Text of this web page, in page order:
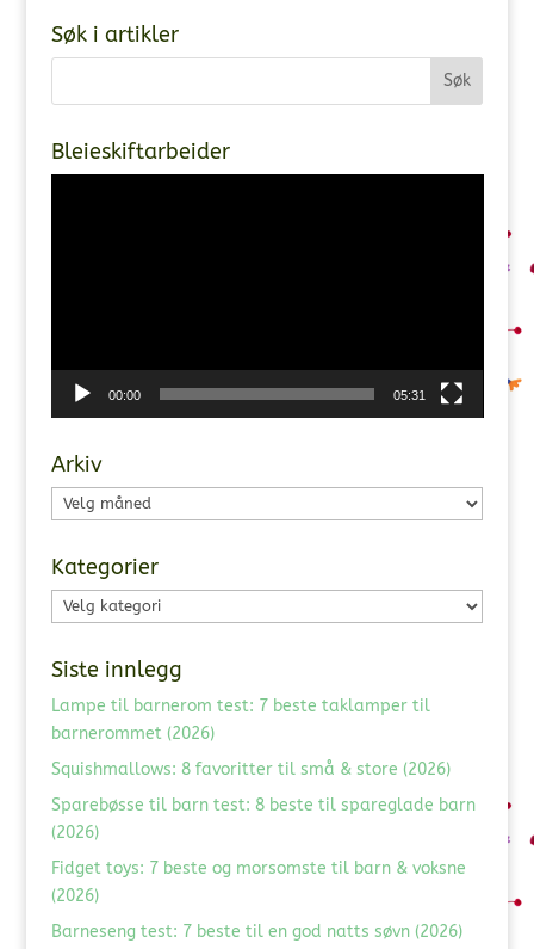
Søk i artikler
Bleieskiftarbeider
00:00 05:31
Arkiv
Arkiv
Kategorier
Kategorier
Siste innlegg
Lampe til barnerom test: 7 beste taklamper til
barnerommet (2026)
Squishmallows: 8 favoritter til små & store (2026)
Sparebøsse til barn test: 8 beste til spareglade barn
(2026)
Fidget toys: 7 beste og morsomste til barn & voksne
(2026)
Barneseng test: 7 beste til en god natts søvn (2026)